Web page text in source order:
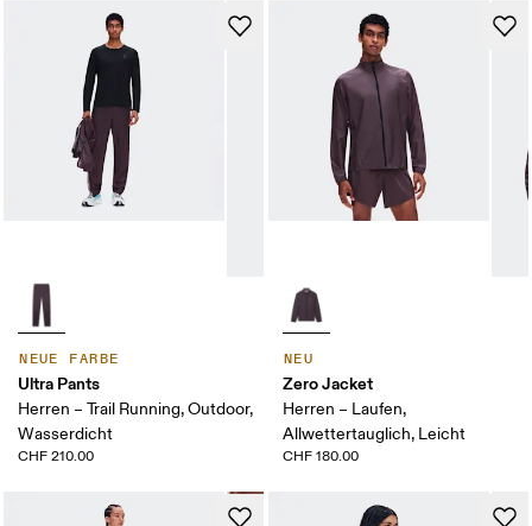
NEUE FARBE
Ultra Pants
Herren – Trail Running, Outdoor,
Wasserdicht
CHF 210.00
NEU
Zero Jacket
Herren – Laufen,
Allwettertauglich, Leicht
CHF 180.00